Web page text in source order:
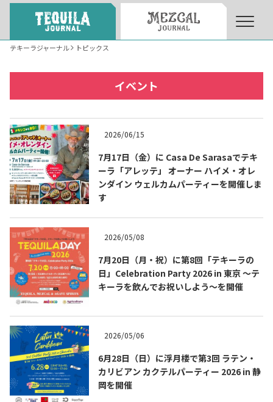
テキーラのつくり方 How to Make Tequila
テキーラマーケット
テキーラの飲み方
テキーラマップ
メキシコ料理
メキシコ旅行
テキーラジャーナル トピックス
イベント
2026/06/15
7月17日（金）に Casa De Sarasaでテキ
ーラ「アレッテ」 オーナー ハイメ・オレ
ンダイン ウェルカムパーティーを開催しま
す
2026/05/08
7月20日（月・祝）に第8回「テキーラの
日」Celebration Party 2026 in 東京 ～テ
キーラを飲んでお祝いしよう～を開催
2026/05/06
6月28日（日）に浮月楼で第3回 ラテン・
カリビアン カクテルパーティー 2026 in 静
岡を開催